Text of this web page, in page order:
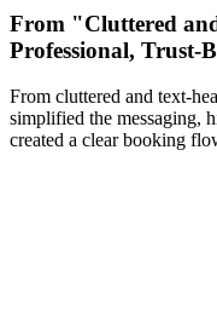
From "Cluttered
Professional, Trust-
From cluttered and text-
simplified the messaging,
created a clear booking